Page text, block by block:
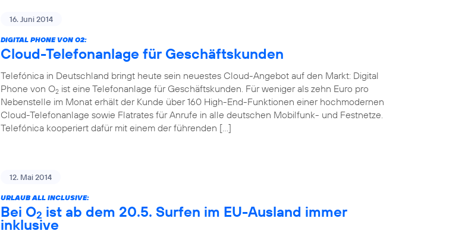
16. Juni 2014
DIGITAL PHONE VON O2:
Cloud-Telefonanlage für Geschäftskunden
Telefónica in Deutschland bringt heute sein neuestes Cloud-Angebot auf den Markt: Digital
Phone von O2 ist eine Telefonanlage für Geschäftskunden. Für weniger als zehn Euro pro
Nebenstelle im Monat erhält der Kunde über 160 High-End-Funktionen einer hochmodernen
Cloud-Telefonanlage sowie Flatrates für Anrufe in alle deutschen Mobilfunk- und Festnetze.
Telefónica kooperiert dafür mit einem der führenden […]
12. Mai 2014
URLAUB ALL INCLUSIVE:
Bei O2 ist ab dem 20.5. Surfen im EU-Ausland immer
inklusive